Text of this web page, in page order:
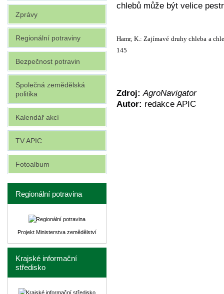
chlebů může být velice
Hamr, K.: Zajímavé druhy chleba a
145
Zdroj: AgroNavigator
Autor: redakce APIC
Zprávy
Regionální potraviny
Bezpečnost potravin
Společná zemědělská
politika
Kalendář akcí
TV APIC
Fotoalbum
Regionální potravina
Projekt Ministerstva zemědělství
Krajské informační
středisko